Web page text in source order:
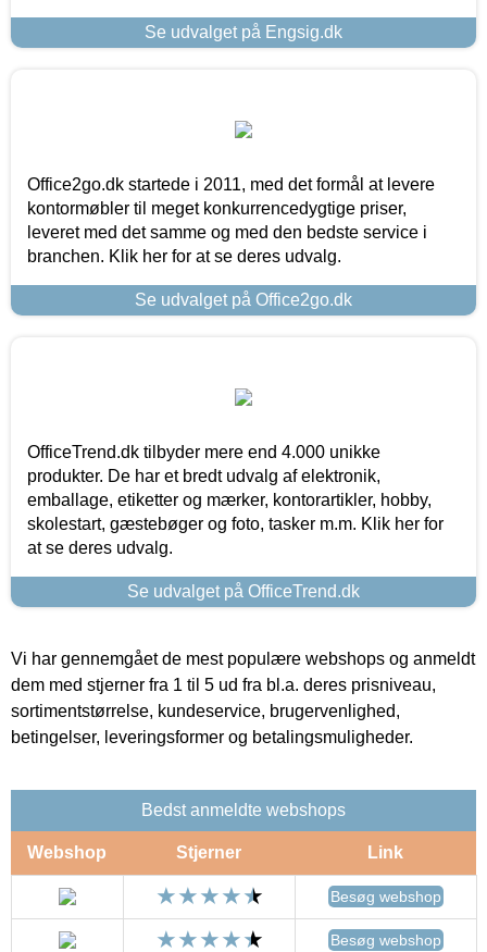
Se udvalget på Engsig.dk
Office2go.dk startede i 2011, med det formål at levere
kontormøbler til meget konkurrencedygtige priser,
leveret med det samme og med den bedste service i
branchen. Klik her for at se deres udvalg.
Se udvalget på Office2go.dk
OfficeTrend.dk tilbyder mere end 4.000 unikke
produkter. De har et bredt udvalg af elektronik,
emballage, etiketter og mærker, kontorartikler, hobby,
skolestart, gæstebøger og foto, tasker m.m. Klik her for
at se deres udvalg.
Se udvalget på OfficeTrend.dk
Vi har gennemgået de mest populære webshops og anmeldt
dem med stjerner fra 1 til 5 ud fra bl.a. deres prisniveau,
sortimentstørrelse, kundeservice, brugervenlighed,
betingelser, leveringsformer og betalingsmuligheder.
Bedst anmeldte webshops
Webshop Stjerner Link
Besøg webshop
Besøg webshop